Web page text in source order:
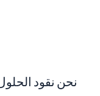
نحن نقود